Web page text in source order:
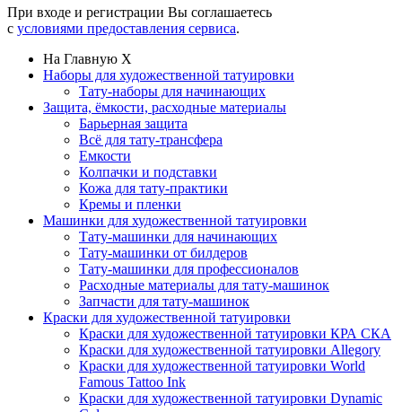
При входе и регистрации Вы соглашаетесь
с условиями предоставления сервиса.
На Главную X
Наборы для художественной татуировки
Тату-наборы для начинающих
Защита, ёмкости, расходные материалы
Барьерная защита
Всё для тату-трансфера
Емкости
Колпачки и подставки
Кожа для тату-практики
Кремы и пленки
Машинки для художественной татуировки
Тату-машинки для начинающих
Тату-машинки от билдеров
Тату-машинки для профессионалов
Расходные материалы для тату-машинок
Запчасти для тату-машинок
Краски для художественной татуировки
Краски для художественной татуировки КРА СКА
Краски для художественной татуировки Allegory
Краски для художественной татуировки World
Famous Tattoo Ink
Краски для художественной татуировки Dynamic